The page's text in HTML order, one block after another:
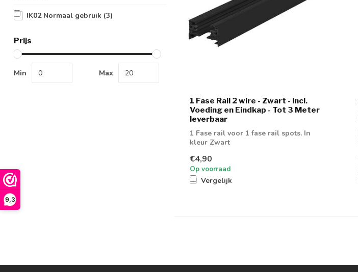
9,3
IK02 Normaal gebruik (3)
Prijs
Min Max
1 Fase Rail 2 wire - Zwart - Incl.
Voeding en Eindkap - Tot 3 Meter
leverbaar
1 Fase rail voor 1 fase rail spots. In
kleur Zwart
€4,90
Op voorraad
Vergelijk